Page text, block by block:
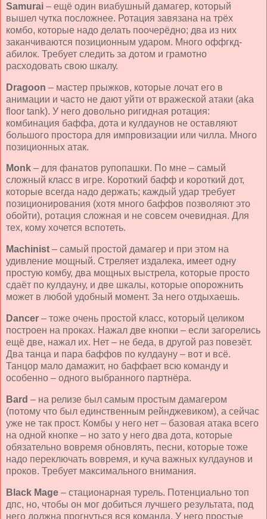
Samurai – ещё один виабушный дамагер, который
вышел чутка посложнее. Ротация завязана на трёх
комбо, которые надо делать поочерёдно; два из них
заканчиваются позиционным ударом. Много оффгкд-
абилок. Требует следить за дотом и грамотно
расходовать свою шкалу.
Dragoon – мастер прыжков, которые лочат его в
анимации и часто не дают уйти от вражеской атаки (aka
floor tank). У него довольно ригидная ротация:
комбинация баффа, дота и кулдаунов не оставляют
большого простора для импровизации или чилла. Много
позиционных атак.
Monk – для фанатов рупопашки. По мне – самый
сложный класс в игре. Короткий бафф и короткий дот,
которые всегда надо держать; каждый удар требует
позиционирования (хотя много баффов позволяют это
обойти), ротация сложная и не совсем очевидная. Для
тех, кому хочется вспотеть.
Machinist – самый простой дамагер и при этом на
удивление мощный. Стреляет издалека, имеет одну
простую комбу, два мощных выстрела, которые просто
сдаёт по кулдауну, и две шкалы, которые опорожнить
может в любой удобный момент. За него отдыхаешь.
Dancer – тоже очень простой класс, который целиком
построен на проках. Нажал две кнопки – если загорелись
ещё две, нажал их. Нет – не беда, в другой раз повезёт.
Два танца и пара баффов по кулдауну – вот и всё.
Танцор мало дамажит, но баффает всю команду и
особенно – одного выбранного партнёра.
Bard – на релизе был самым простым дамагером
(потому что был единственным рейнджевиком), а сейчас
уже не так прост. Комбы у него нет – базовая атака всего
на одной кнопке – но зато у него два дота, которые
обязательно вовремя обновлять, песни, которые тоже
надо переключать вовремя, и куча важных кулдаунов и
проков. Требует максимального внимания.
Black Mage – стационарная турель. Потенциально топ
дпс, но, чтобы он мог добиться лучшего результата, под
него должна прогнуться вся команда. У него простые